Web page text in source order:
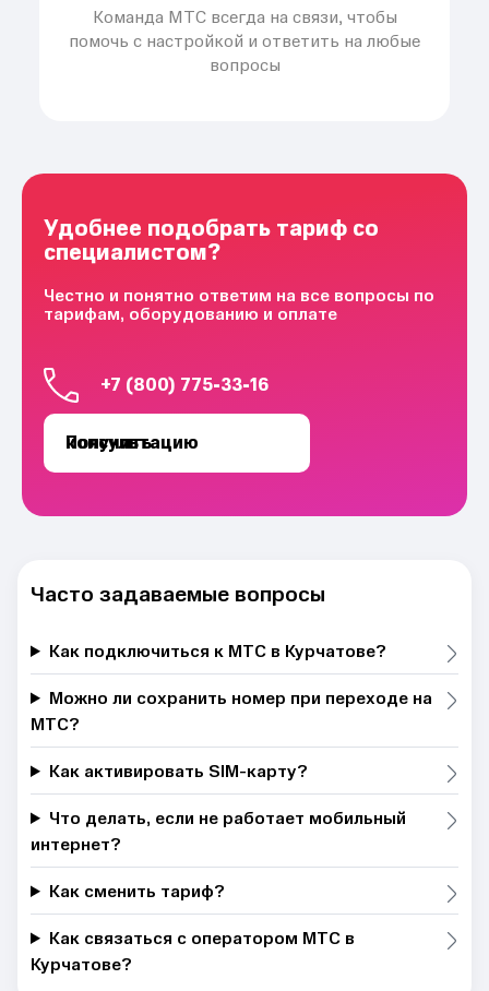
Команда МТС всегда на связи, чтобы
помочь с настройкой и ответить на любые
вопросы
Удобнее подобрать тариф со
специалистом?
Честно и понятно ответим на все вопросы по
тарифам, оборудованию и оплате
+7 (800) 775-33-16
Получить консультацию
Часто задаваемые вопросы
Как подключиться к МТС в Курчатове?
Можно ли сохранить номер при переходе на
МТС?
Как активировать SIM-карту?
Что делать, если не работает мобильный
интернет?
Как сменить тариф?
Как связаться с оператором МТС в
Курчатове?